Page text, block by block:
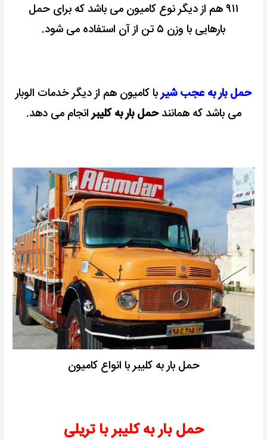
۹۱۱ هم از دیگر نوع کامیون می باشد که برای حمل
بارهایی با وزن ۵ تن از آن استفاده می شود.
حمل بار به عجب شیربا کامیون هم از دیگر خدمات الوبار
می باشد که همانندحمل بار به کلیبرانجام می دهد.
حمل بار به کلیبر با انواع کامیون
حمل بار به کلیبر با تریلی